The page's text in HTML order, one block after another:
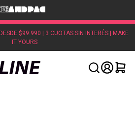
$99.990 | 3 CUOTAS SIN INTERÉS | MAKE
IT YOURS